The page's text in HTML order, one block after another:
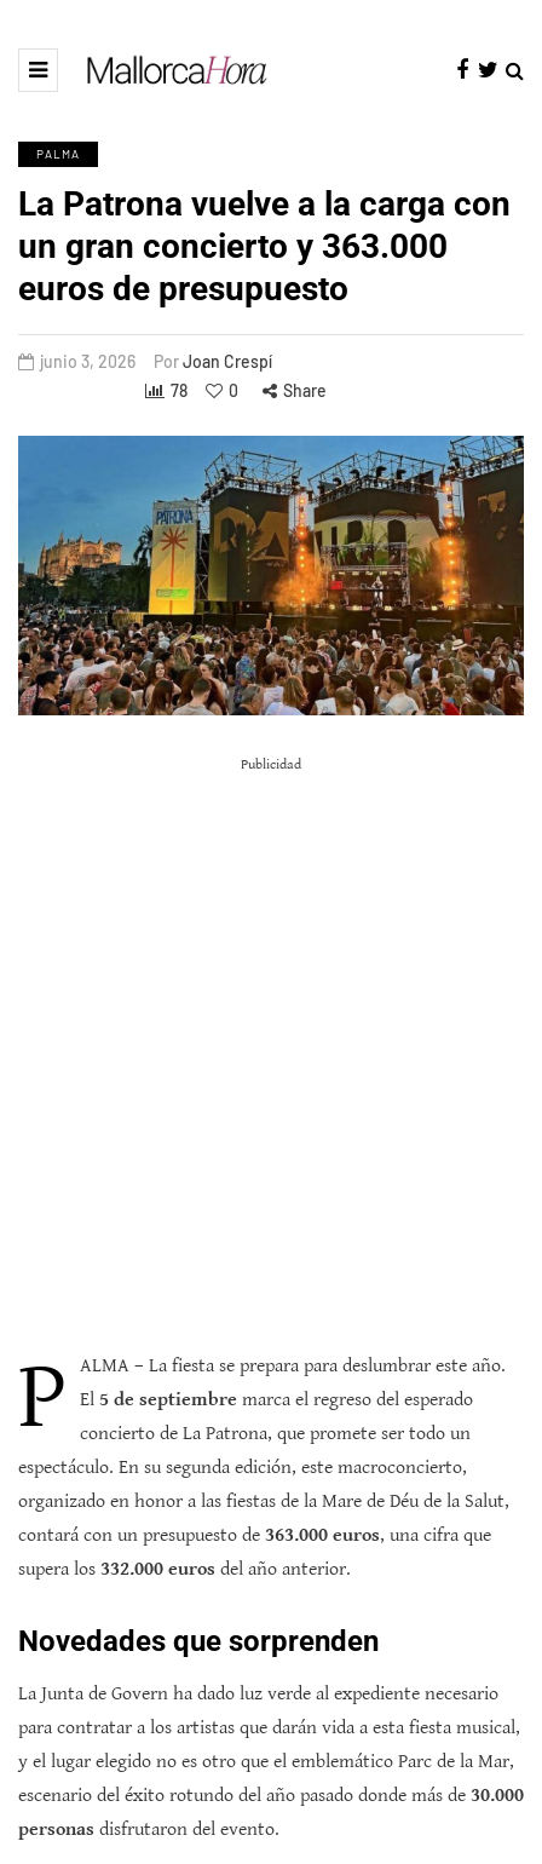
PALMA
La Patrona vuelve a la carga con
un gran concierto y 363.000
euros de presupuesto
junio 3, 2026 PorJoan Crespí
78
0 Share
Publicidad
P
ALMA – La fiesta se prepara para deslumbrar este año.
El 5 de septiembre marca el regreso del esperado
concierto de La Patrona, que promete ser todo un
espectáculo. En su segunda edición, este macroconcierto,
organizado en honor a las fiestas de la Mare de Déu de la Salut,
contará con un presupuesto de 363.000 euros, una cifra que
supera los 332.000 euros del año anterior.
Novedades que sorprenden
La Junta de Govern ha dado luz verde al expediente necesario
para contratar a los artistas que darán vida a esta fiesta musical,
y el lugar elegido no es otro que el emblemático Parc de la Mar,
escenario del éxito rotundo del año pasado donde más de 30.000
personas disfrutaron del evento.